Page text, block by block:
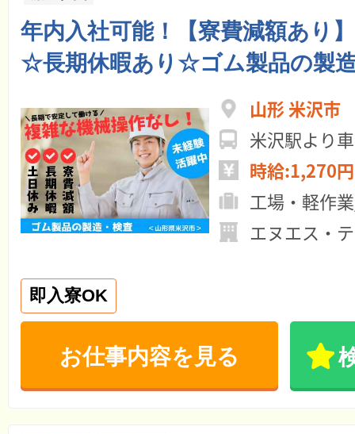
年内入社可能！【寮費減額あり
☆長期休暇あり☆ゴム製品の製
山形 米沢市
米沢駅より
時給:1,270
工場・軽作
エヌエス・
即入寮OK
お仕事内容を見る